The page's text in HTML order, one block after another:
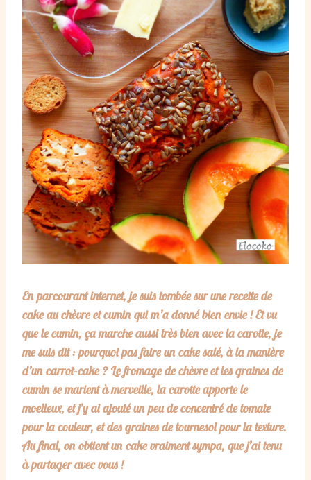
En parcourant internet, je suis tombée sur une recette de
cake au chèvre et cumin qui m’a donné bien envie ! Et vu
que le cumin, ça marche aussi très bien avec la carotte, je
me suis dit : pourquoi pas faire un cake salé, à la manière
d’un carrot-cake ? Le fromage de chèvre et les graines de
cumin se marient à merveille, la carotte apporte le
moelleux, et j’y ai ajouté un peu de concentré de tomate
pour la couleur, et des graines de tournesol pour la texture.
Au final, on obtient un cake vraiment sympa, que j’ai tenu
à partager avec vous !